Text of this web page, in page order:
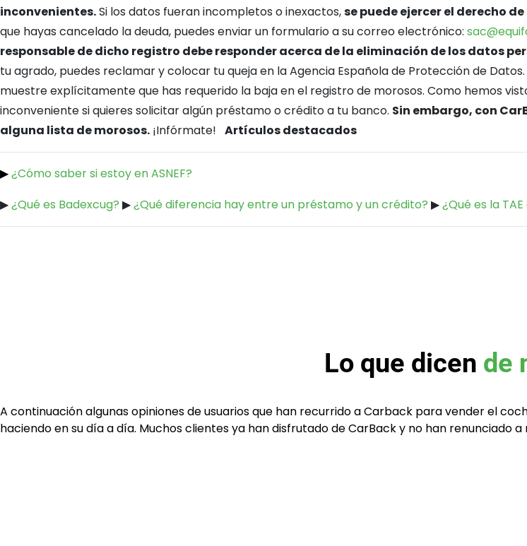
inconvenientes.Si los datos fueran incompletos o inexactos,se puede ejercer el derecho
que hayas cancelado la deuda, puedes enviar un formulario a su correo electrónico:
responsable de dicho registro debe responder acerca de la eliminación de los datos
tu agrado, puedes reclamar y colocar tu queja en la Agencia Española de Protección de
muestre explícitamente que has requerido la baja en el registro de morosos. Como hemos
inconveniente si quieres solicitar algún préstamo o crédito a tu banco. Sin embargo, con
alguna lista de morosos. ¡Infórmate! Artículos destacados
▶¿Cómo saber si estoy en ASNEF?
▶¿Qué es Badexcug? ▶¿Qué diferencia hay entre un préstamo y un crédito? ▶¿Qué es la
Lo que dicen de
A continuación algunas opiniones de usuarios que han recurrido a Carback para vender el
haciendo en su día a día. Muchos clientes ya han disfrutado de CarBack y no han renunciado a